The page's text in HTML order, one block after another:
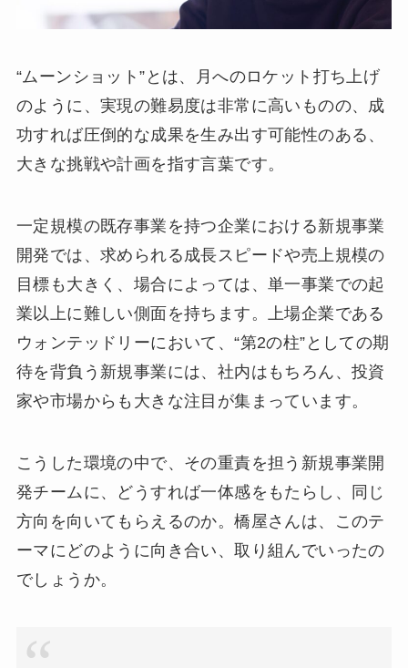
“ムーンショット”とは、月へのロケット打ち上げ
のように、実現の難易度は非常に高いものの、成
功すれば圧倒的な成果を生み出す可能性のある、
大きな挑戦や計画を指す言葉です。
一定規模の既存事業を持つ企業における新規事業
開発では、求められる成長スピードや売上規模の
目標も大きく、場合によっては、単一事業での起
業以上に難しい側面を持ちます。上場企業である
ウォンテッドリーにおいて、“第2の柱”としての期
待を背負う新規事業には、社内はもちろん、投資
家や市場からも大きな注目が集まっています。
こうした環境の中で、その重責を担う新規事業開
発チームに、どうすれば一体感をもたらし、同じ
方向を向いてもらえるのか。橋屋さんは、このテ
ーマにどのように向き合い、取り組んでいったの
でしょうか。